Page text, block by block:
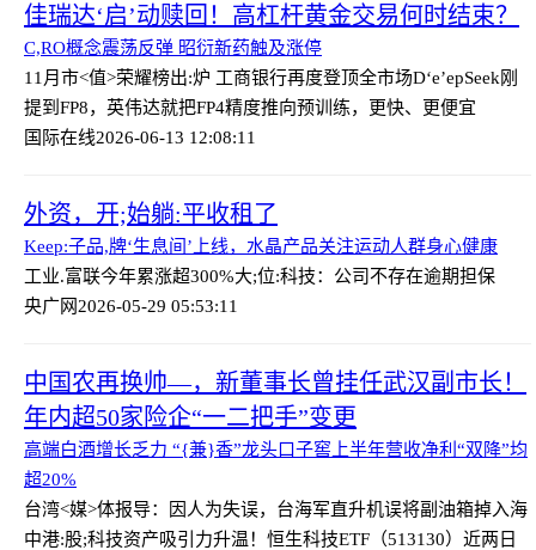
佳瑞达‘启’动赎回！高杠杆黄金交易何时结束？
C,RO概念震荡反弹 昭衍新药触及涨停
11月市<值>荣耀榜出:炉 工商银行再度登顶全市场D‘e’epSeek刚
提到FP8，英伟达就把FP4精度推向预训练，更快、更便宜
国际在线2026-06-13 12:08:11
外资，开;始躺:平收租了
Keep:子品,牌‘生息间’上线，水晶产品关注运动人群身心健康
工业.富联今年累涨超300%大;位:科技：公司不存在逾期担保
央广网2026-05-29 05:53:11
中国农再换帅—，新董事长曾挂任武汉副市长！
年内超50家险企“一二把手”变更
高端白酒增长乏力 “{兼}香”龙头口子窖上半年营收净利“双降”均
超20%
台湾<媒>体报导：因人为失误，台海军直升机误将副油箱掉入海
中港:股;科技资产吸引力升温！恒生科技ETF（513130）近两日